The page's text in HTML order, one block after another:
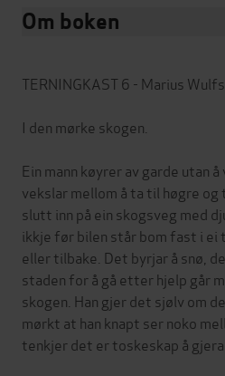
Om boken
TERNINGKAST 6 - Marius
I den mørke skogen.
Ein mann køyrer av garde utan
vekslar mellom å ta til høgre
slutt inn på ein skogsveg med
ikkje før bilen står bom fast i ei
eller tilbake. Det byrjar å snø,
staden for å gå etter hjelp går
skogen. Han gjer det sjølv om
mørkt at han knapt ser noko
tenkjer det er toskeskap å